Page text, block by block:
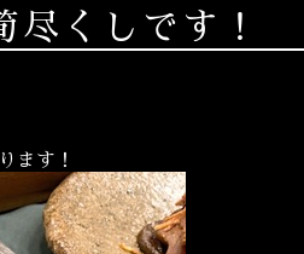
くしです！
ます！